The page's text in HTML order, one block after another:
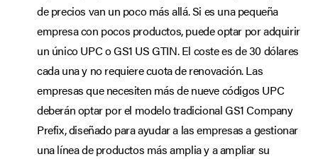
de precios van un poco más allá. Si es una pequeña
empresa con pocos productos, puede optar por adquirir
un único UPC o GS1 US GTIN. El coste es de 30 dólares
cada una y no requiere cuota de renovación. Las
empresas que necesiten más de nueve códigos UPC
deberán optar por el modelo tradicional GS1 Company
Prefix, diseñado para ayudar a las empresas a gestionar
una línea de productos más amplia y a ampliar su